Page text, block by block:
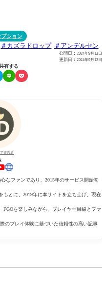
ション
カズラドロップ アンデルセン
公開日： 2024年9月12日
更新日： 2024年9月12日
有する
運営者
心なファンであり、2015年のサービス開始初
とに、2019年に本サイトを立ち上げ、現在
を楽しみながら、プレイヤー目線とファ
のプレイ体験に基づいた信頼性の高い記事